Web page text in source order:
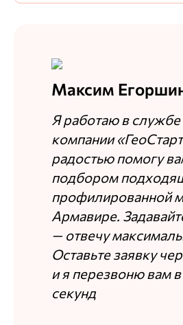
Максим
Я работаю в
компании
радостью помогу
подбором
профилированной
Армавире.
— отвечу
Оставьте заявку
и я перезвоню вам
секунд